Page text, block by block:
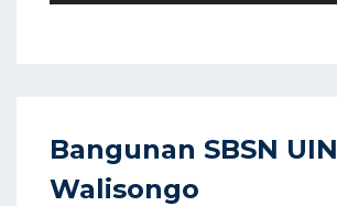
Bangunan SBSN UIN
Walisongo